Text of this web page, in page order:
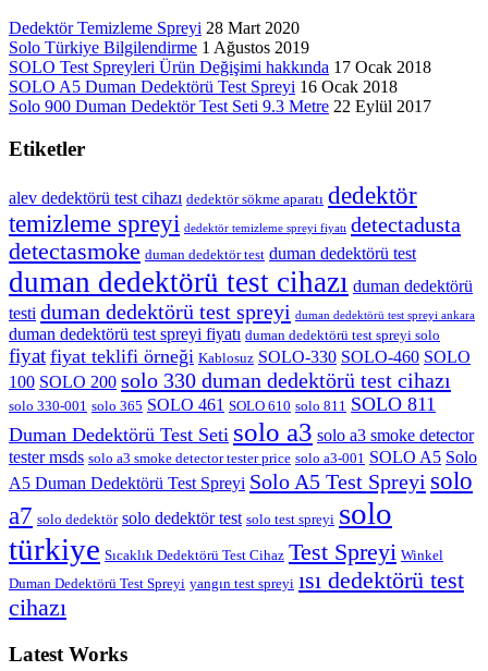
Dedektör Temizleme Spreyi 28 Mart 2020
Solo Türkiye Bilgilendirme 1 Ağustos 2019
SOLO Test Spreyleri Ürün Değişimi hakkında 17 Ocak 2018
SOLO A5 Duman Dedektörü Test Spreyi 16 Ocak 2018
Solo 900 Duman Dedektör Test Seti 9.3 Metre 22 Eylül 2017
Etiketler
alev dedektörü test cihazı dedektör sökme aparatı dedektör
temizleme spreyi dedektör temizleme spreyi fiyatı detectadusta
detectasmoke duman dedektör test duman dedektörü test
duman dedektörü test cihazı duman dedektörü
testi duman dedektörü test spreyi duman dedektörü test spreyi ankara
duman dedektörü test spreyi fiyatı duman dedektörü test spreyi solo
fiyat fiyat teklifi örneği Kablosuz SOLO-330 SOLO-460 SOLO
100 SOLO 200 solo 330 duman dedektörü test cihazı
solo 330-001 solo 365 SOLO 461 SOLO 610 solo 811 SOLO 811
Duman Dedektörü Test Seti solo a3 solo a3 smoke detector
tester msds solo a3 smoke detector tester price solo a3-001 SOLO A5 Solo
A5 Duman Dedektörü Test Spreyi Solo A5 Test Spreyi solo
a7 solo dedektör solo dedektör test solo test spreyi solo
türkiye Sıcaklık Dedektörü Test Cihaz Test Spreyi Winkel
Duman Dedektörü Test Spreyi yangın test spreyi ısı dedektörü test
cihazı
Latest Works